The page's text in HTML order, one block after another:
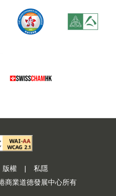
版權 |
私隱
商業道德發展中心所有